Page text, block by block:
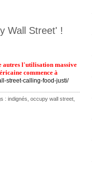
Wall Street' !
autres l'utilisation massive
commence à
street-calling-food-justi/
: indignés occupy wall street